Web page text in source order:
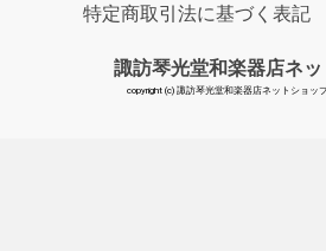
特定商取引法に基づく表記
諏訪琴光堂和楽器店ネ
copyright (c) 諏訪琴光堂和楽器店ネットショッ